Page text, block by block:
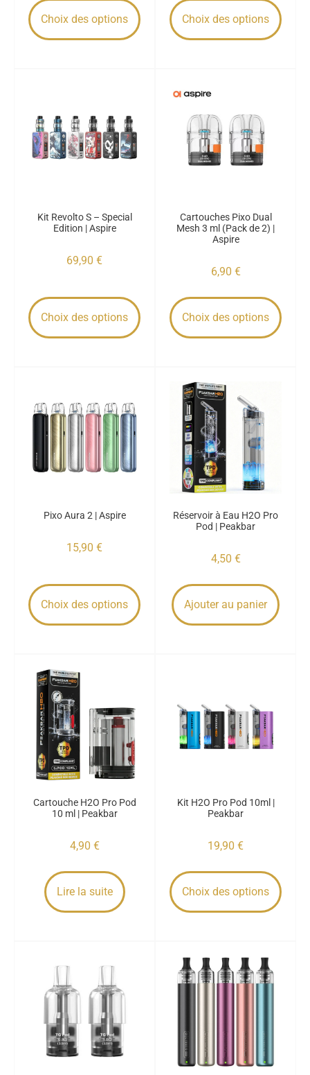
Choix des options Choix des options
Kit Revolto S – Special
Edition | Aspire
69,90 €
Choix des options
Cartouches Pixo Dual
Mesh 3 ml (Pack de 2) |
Aspire
6,90 €
Choix des options
Pixo Aura 2 | Aspire
15,90 €
Choix des options
Réservoir à Eau H2O Pro
Pod | Peakbar
4,50 €
Ajouter au panier
Cartouche H2O Pro Pod
10 ml | Peakbar
4,90 €
Lire la suite
Kit H2O Pro Pod 10ml |
Peakbar
19,90 €
Choix des options